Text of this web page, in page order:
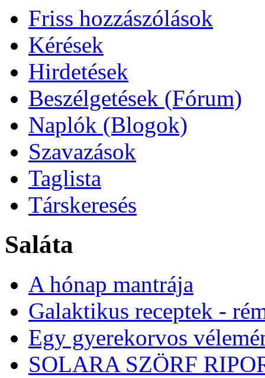
Friss hozzászólások
Kérések
Hirdetések
Beszélgetések (Fórum)
Naplók (Blogok)
Szavazások
Taglista
Társkeresés
Saláta
A hónap mantrája
Galaktikus receptek -
Egy gyerekorvos
SOLARA SZÖRF